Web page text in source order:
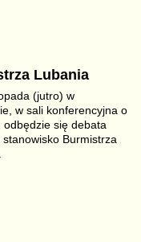
Lubania
(jutro) w
w sali konferencyjna o
się debata
Burmistrza